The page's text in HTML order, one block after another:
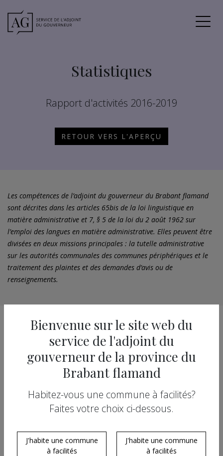
Statistiques
Rapport d'activités 2016-2019
RETOUR VERS L'APERÇU
Les compétences de l’adjoint du gouverneur du Brabant flamand
sont décrites dans les articles 65bis de la loi linguistique en
matière administrative et 7, § 5 de la loi du 2 août 1962 sur
l’emploi des langues en matière administrative. Elles peuvent être
divisées en deux missions principales : la tutelle administrative
sur les autorités communales des communes périphériques et le
traitement des plaintes et des demandes d’avis ou de
renseignements.
Tutelle
administrative
spécifique
Plaintes et
Bienvenue sur le site web du
service de l'adjoint du
gouverneur de la province du
Brabant flamand
Habitez-vous une commune à facilités?
Faites votre choix ci-dessous.
J'habite une commune
à facilités
J'habite une commune
à facilités